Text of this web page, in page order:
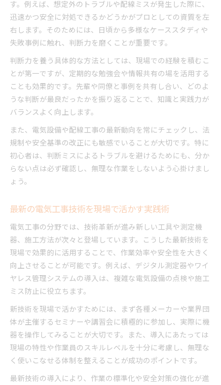
す。例えば、想定外のトラブルや配線ミスが発生した際に、
迅速かつ安全に対処できるかどうかがプロとしての資質を左
右します。そのためには、日頃から多様なケーススタディや
失敗事例に触れ、判断力を磨くことが重要です。
判断力を養う具体的な方法としては、現場での経験を積むこ
とが第一ですが、定期的な勉強会や情報共有の場を活用する
ことも効果的です。先輩や同僚と事例を共有し合い、どのよ
うな判断が最良だったかを振り返ることで、知識と実践力が
バランスよく向上します。
また、電気設備や配線工事の最新動向を常にチェックし、法
規制や安全基準の改正にも敏感でいることが大切です。特に
初心者は、判断ミスによるトラブルを避けるためにも、分か
らない点は必ず確認し、無理な作業をしないよう心掛けまし
ょう。
最新の電気工事技術を現場で活かす実践術
電気工事の分野では、技術革新が進み新しい工具や測定機
器、施工方法が次々と登場しています。こうした最新技術を
現場で効果的に活用することで、作業効率や安全性を大きく
向上させることが可能です。例えば、デジタル測定器やワイ
ヤレス管理システムの導入は、複雑な電気設備の点検や施工
ミス防止に役立ちます。
新技術を現場で活かすためには、まず各種メーカーや業界団
体が主催するセミナーや講習会に積極的に参加し、実際に機
器を操作してみることが大切です。また、導入にあたっては
現場の特性や作業員のスキルレベルを十分に考慮し、無理な
く使いこなせる体制を整えることが成功のポイントです。
最新技術の導入により、作業の標準化や安全対策の強化が進